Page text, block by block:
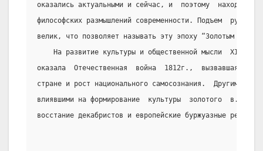
оказались актуальными и сейчас, и  поэтому
философских размышлений современности. Подъем
велик, что позволяет называть эту эпоху “Золотым веком
На развитие культуры и общественной мысли  XIXв.
оказала  Отечественная  война  1812г.,  вызвавшая
стране и рост национального самосознания.  Другими
влиявшими на формирование  культуры  золотого  в.  и
восстание декабристов и европейские буржуазные